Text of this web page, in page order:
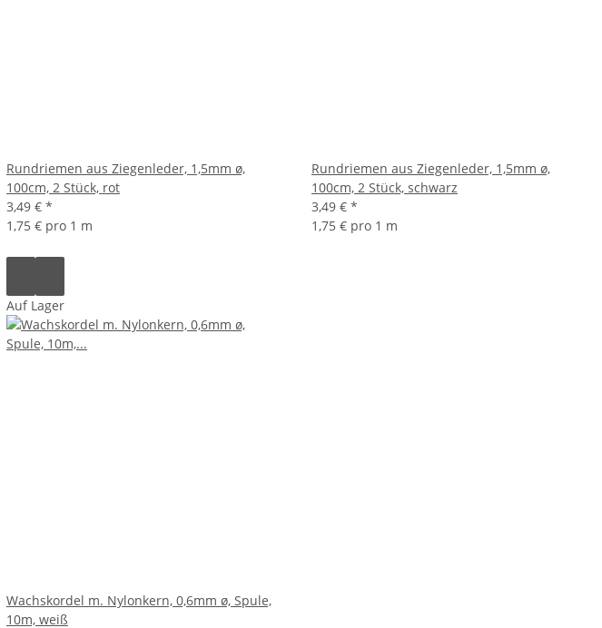
Rundriemen aus Ziegenleder, 1,5mm ø,
100cm, 2 Stück, rot
3,49 € *
1,75 € pro 1 m
Rundriemen aus Ziegenleder, 1,5mm ø,
100cm, 2 Stück, schwarz
3,49 € *
1,75 € pro 1 m
Auf Lager
Wachskordel m. Nylonkern, 0,6mm ø, Spule,
10m, weiß